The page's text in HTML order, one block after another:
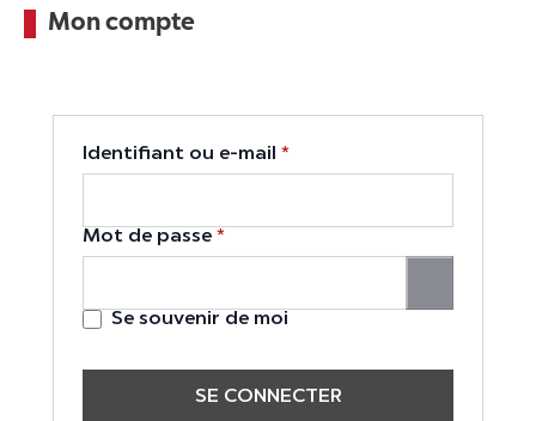
Mon compte
Identifiant ou e-mail *Obligatoire
Mot de passe *Obligatoire
Se souvenir de moi
SE CONNECTER